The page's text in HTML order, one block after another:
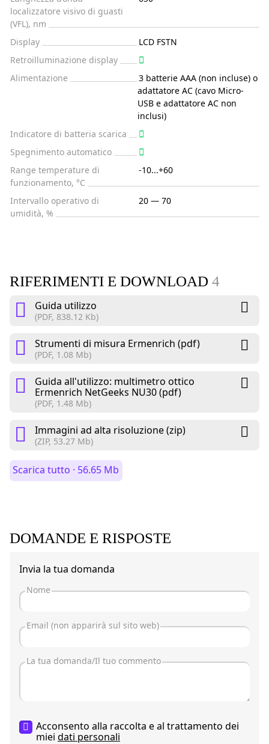
localizzatore visivo di guasti
(VFL), nm
Display
LCD FSTN
Retroilluminazione display
Alimentazione
3 batterie AAA (non incluse) o
adattatore AC (cavo Micro-
USB e adattatore AC non
inclusi)
Indicatore di batteria scarica
Spegnimento automatico
Range temperature di
funzionamento, °C
-10...+60
Intervallo operativo di
umidità, %
20 — 70
RIFERIMENTI E DOWNLOAD 4
Guida utilizzo
(PDF, 838.12 Kb)
Strumenti di misura Ermenrich (pdf)
(PDF, 1.08 Mb)
Guida all'utilizzo: multimetro ottico
Ermenrich NetGeeks NU30 (pdf)
(PDF, 1.48 Mb)
Immagini ad alta risoluzione (zip)
(ZIP, 53.27 Mb)
Scarica tutto · 56.65 Mb
DOMANDE E RISPOSTE
Invia la tua domanda
Acconsento alla raccolta e al trattamento dei
miei dati personali